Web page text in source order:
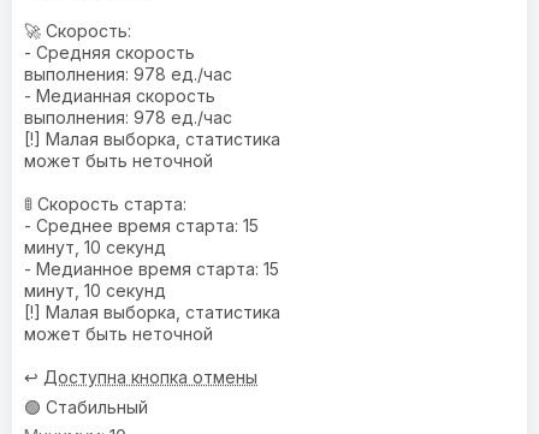
🚀 Скорость:
- Средняя скорость
выполнения: 978 ед./час
- Медианная скорость
выполнения: 978 ед./час
[!] Малая выборка, статистика
может быть неточной
🚦 Скорость старта:
- Среднее время старта: 15
минут, 10 секунд
- Медианное время старта: 15
минут, 10 секунд
[!] Малая выборка, статистика
может быть неточной
↩️ Доступна кнопка отмены
🟢 Стабильный